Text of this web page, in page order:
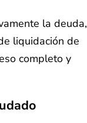
la deuda,
liquidación de
completo y